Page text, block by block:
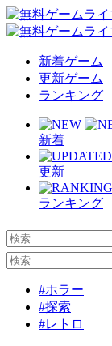
新着ゲーム
更新ゲーム
ランキング
新着
更新
ランキング
#ホラー
#探索
#レトロ